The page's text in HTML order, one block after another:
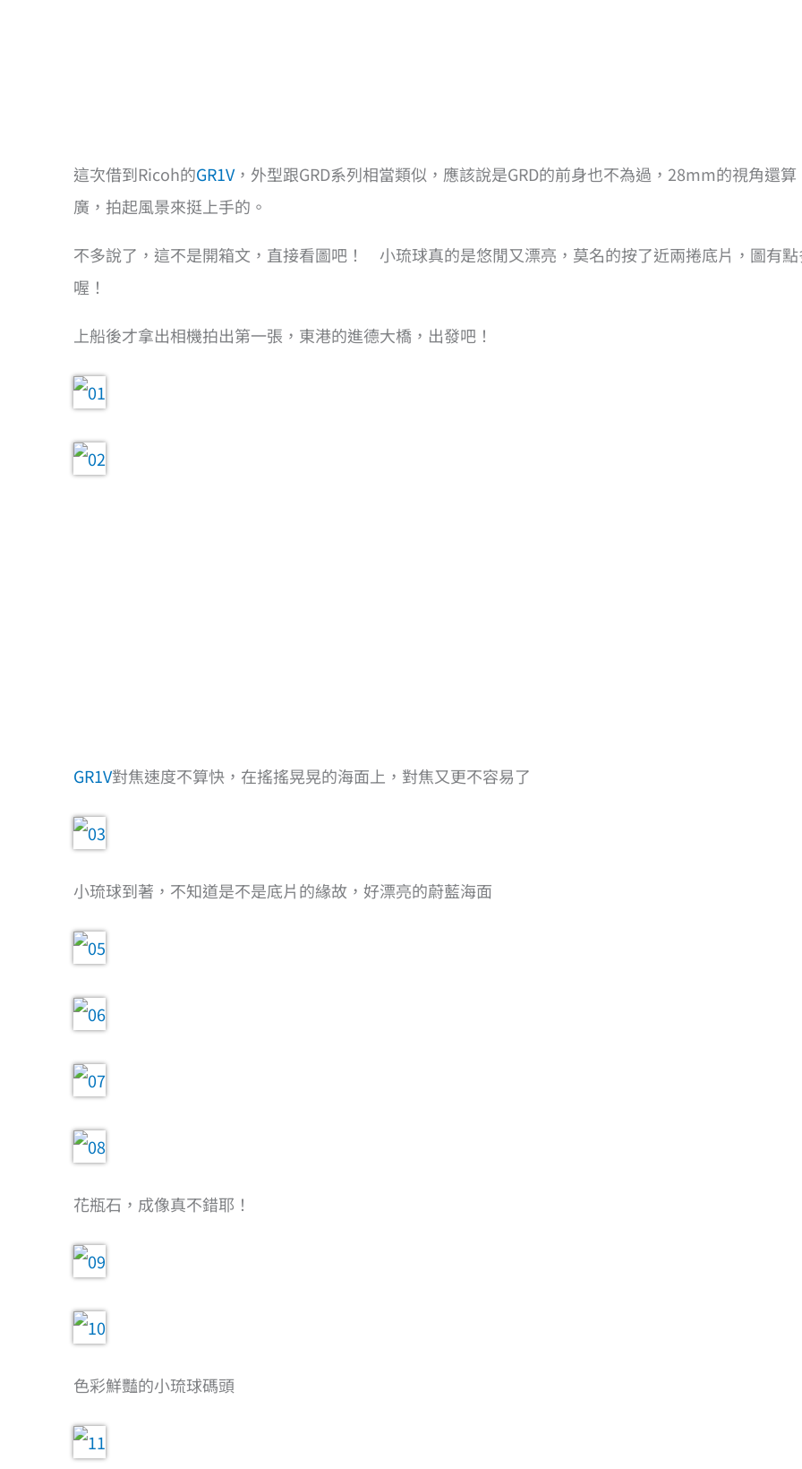
這次借到Ricoh的GR1V，外型跟GRD系列相當類似，應該說是GRD的前身也不為過，28mm的視角還算
廣，拍起風景來挺上手的。
不多說了，這不是開箱文，直接看圖吧！ 小琉球真的是悠閒又漂亮，莫名的按了近兩捲底片，圖有
喔！
上船後才拿出相機拍出第一張，東港的進德大橋，出發吧！
GR1V對焦速度不算快，在搖搖晃晃的海面上，對焦又更不容易了
小琉球到著，不知道是不是底片的緣故，好漂亮的蔚藍海面
花瓶石，成像真不錯耶！
色彩鮮豔的小琉球碼頭